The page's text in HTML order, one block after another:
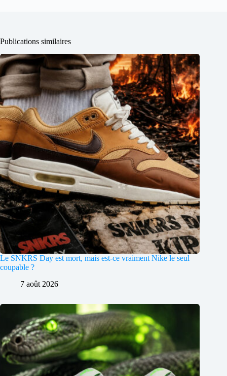
Publications similaires
Le SNKRS Day est mort, mais est-ce vraiment Nike le seul
coupable ?
7 août 2026